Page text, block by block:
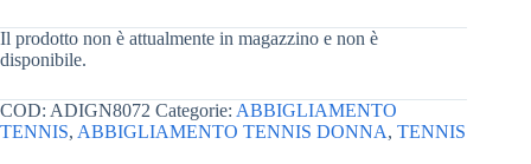
Il prodotto non è attualmente in magazzino e non è
disponibile.
COD: ADIGN8072 Categorie: ABBIGLIAMENTO
TENNIS, ABBIGLIAMENTO TENNIS DONNA, TENNIS